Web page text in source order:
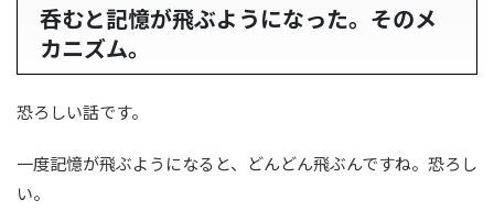
呑むと記憶が飛ぶようになった。そのメ
カニズム。
恐ろしい話です。
一度記憶が飛ぶようになると、どんどん飛ぶんですね。恐ろし
い。